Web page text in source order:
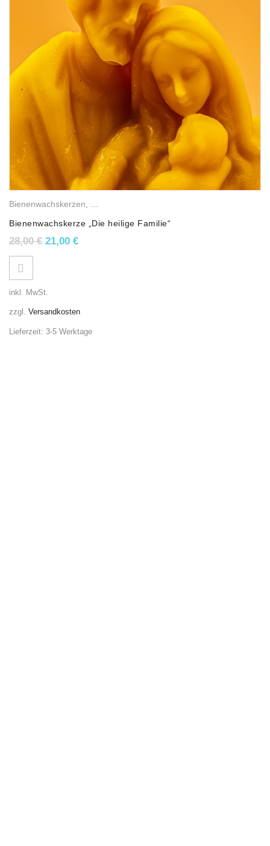
Bienenwachskerzen
Bienenwachskerze „Die heilige Familie“
28,00€ Ursprünglicher Preis war: 28,00 €
21,00 €Aktueller Preis ist: 21,00 €.
inkl. MwSt.
zzgl. Versandkosten
Lieferzeit: 3-5 Werktage